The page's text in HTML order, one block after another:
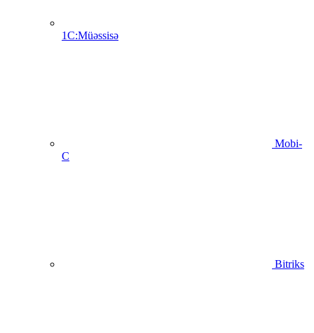
1C:Müəssisə
Mobi-
C
Bitriks